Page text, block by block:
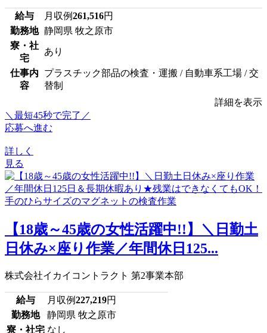
給与 月収例261,516円
勤務地 静岡県 牧之原市
寮・社
宅
あり
仕事内
容
プラスチック部品の検査・運搬 / 自動車系工場 / 交
替制
詳細を表示
＼最短45秒で完了／
応募へ進む
詳しく
見る
【18歳～45歳の女性活躍中!!】＼日勤土
日休み×座り作業／年間休日125...
株式会社イカイコントラクト 第2事業本部
給与 月収例227,219円
勤務地
静岡県 牧之原市
寮・社宅 なし